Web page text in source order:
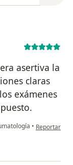
asertiva la
claras
exámenes
• en opinión
Reportar